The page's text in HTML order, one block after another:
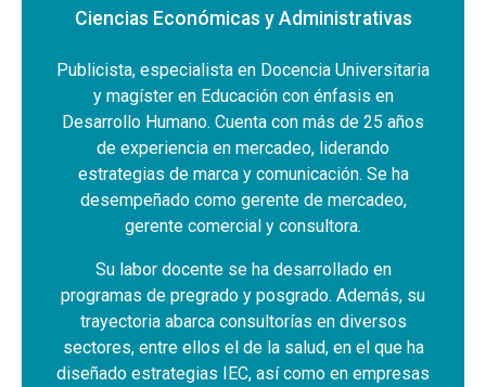
Ciencias Económicas y Administrativas
Publicista, especialista en Docencia Universitaria
y magíster en Educación con énfasis en
Desarrollo Humano. Cuenta con más de 25 años
de experiencia en mercadeo, liderando
estrategias de marca y comunicación. Se ha
desempeñado como gerente de mercadeo,
gerente comercial y consultora.
Su labor docente se ha desarrollado en
programas de pregrado y posgrado. Además, su
trayectoria abarca consultorías en diversos
sectores, entre ellos el de la salud, en el que ha
diseñado estrategias IEC, así como en empresas